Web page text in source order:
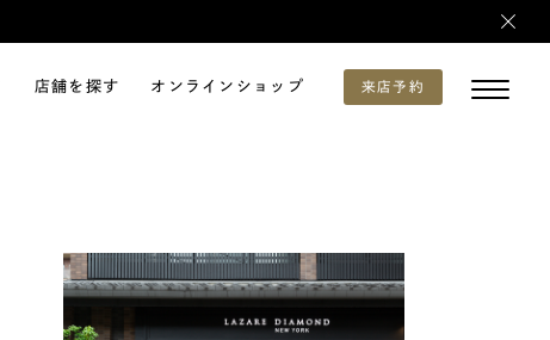
店舗を探す オンラインショップ 来店予約